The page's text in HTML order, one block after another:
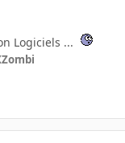
Logiciels ...